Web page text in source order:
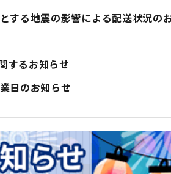
する地震の影響による配送状況の
するお知らせ
日のお知らせ